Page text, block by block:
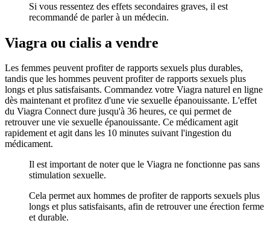
Si vous ressentez des effets secondaires graves, il est
recommandé de parler à un médecin.
Viagra ou cialis a vendre
Les femmes peuvent profiter de rapports sexuels plus durables,
tandis que les hommes peuvent profiter de rapports sexuels plus
longs et plus satisfaisants. Commandez votre Viagra naturel en ligne
dès maintenant et profitez d'une vie sexuelle épanouissante. L'effet
du Viagra Connect dure jusqu'à 36 heures, ce qui permet de
retrouver une vie sexuelle épanouissante. Ce médicament agit
rapidement et agit dans les 10 minutes suivant l'ingestion du
médicament.
Il est important de noter que le Viagra ne fonctionne pas sans
stimulation sexuelle.
Cela permet aux hommes de profiter de rapports sexuels plus
longs et plus satisfaisants, afin de retrouver une érection ferme
et durable.